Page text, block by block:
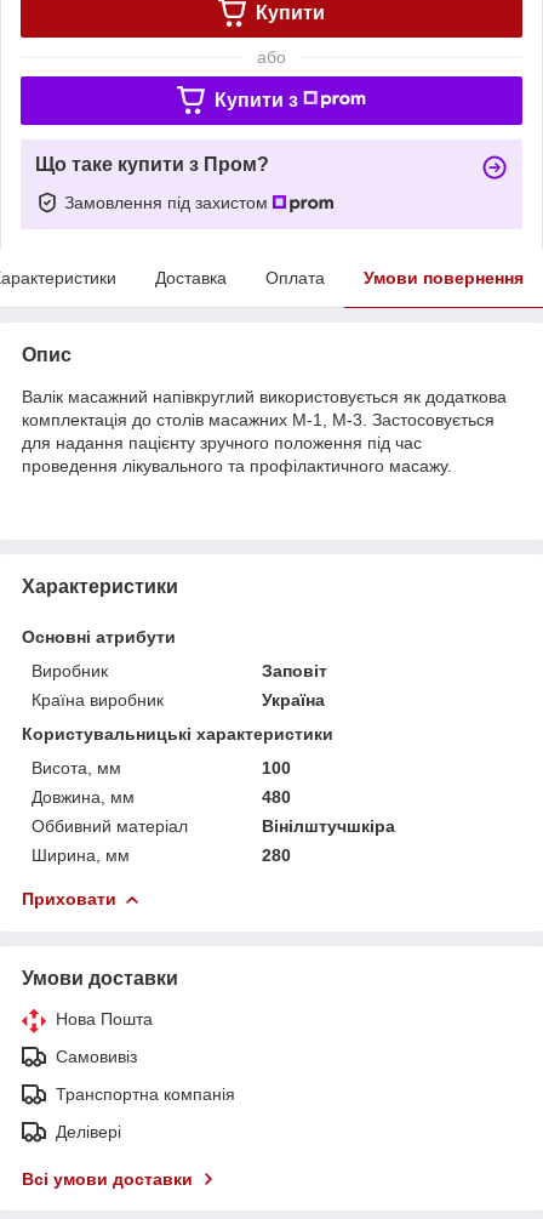
Купити
або
Купити з
Що таке купити з Пром?
Замовлення під захистом
Доставка Оплата Умови повернення
Опис
Валік масажний напівкруглий використовується як додаткова
комплектація до столів масажних М-1, М-3. Застосовується
для надання пацієнту зручного положення під час
проведення лікувального та профілактичного масажу.
Характеристики
Основні атрибути
Виробник
Заповіт
Країна виробник
Україна
Користувальницькі характеристики
Висота, мм
100
Довжина, мм
480
Оббивний матеріал
Вінілштучшкіра
Ширина, мм
280
Приховати
Умови доставки
Нова Пошта
Самовивіз
Транспортна компанія
Делівері
Всі умови доставки